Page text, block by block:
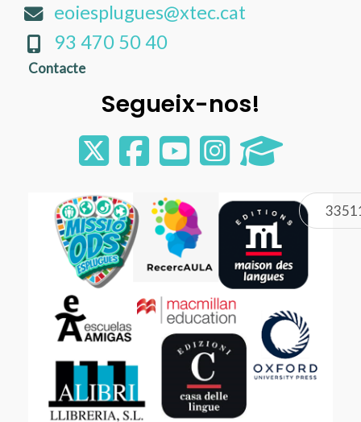
eoiesplugues@xtec.cat
93 470 50 40
Contacte
Segueix-nos!